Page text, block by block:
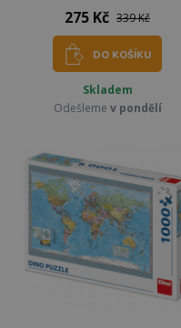
275 Kč 339 Kč
DO KOŠÍKU
Skladem
Odešleme v pondělí